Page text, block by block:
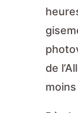
de